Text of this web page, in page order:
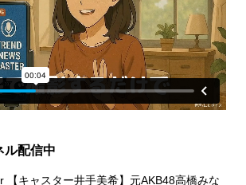
配信中
【キャスター井手美希】元AKB48高橋みな